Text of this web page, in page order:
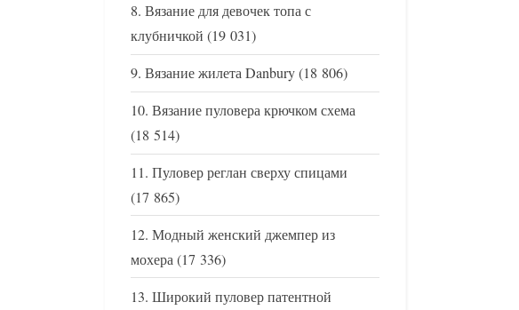
Вязание для девочек топа с
клубничкой (19 031)
Вязание жилета Danbury(18 806)
Вязание пуловера крючком схема
(18 514)
Пуловер реглан сверху спицами
(17 865)
Модный женский джемпер из
мохера(17 336)
Широкий пуловер патентной